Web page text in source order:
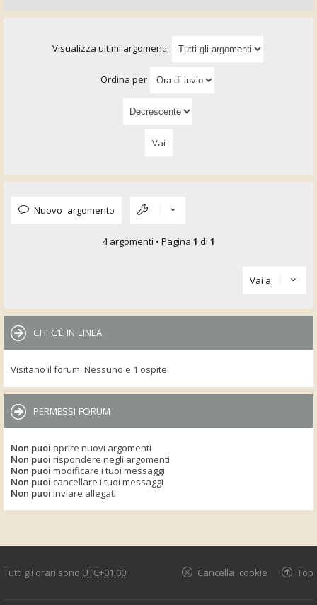
Visualizza ultimi argomenti:
Ordina per
Nuovo argomento
4 argomenti • Pagina 1 di 1
Vai a
CHI C’È IN LINEA
Visitano il forum: Nessuno e 1 ospite
PERMESSI FORUM
Non puoi aprire nuovi argomenti
Non puoi rispondere negli argomenti
Non puoi modificare i tuoi messaggi
Non puoi cancellare i tuoi messaggi
Non puoi inviare allegati
Tutti gli orari sono UTC+01:00 Top
Cancella cookie